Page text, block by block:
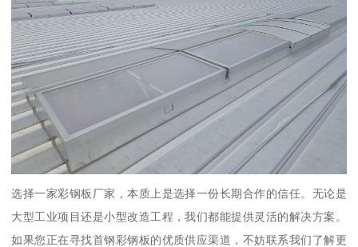
选择一家彩钢板厂家，本质上是选择一份长期合作的信任。无论是
大型工业项目还是小型改造工程，我们都能提供灵活的解决方案。
如果您正在寻找首钢彩钢板的优质供应渠道，不妨联系我们了解更